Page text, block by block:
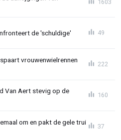
1603
de 'schuldige' 49
vrouwenwielrennen
222
Van Aert stevig op de
160
om en pakt de gele trui
37